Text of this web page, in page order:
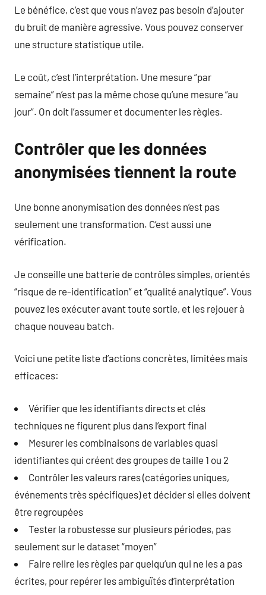
Le bénéfice, c’est que vous n’avez pas besoin d’ajouter
du bruit de manière agressive. Vous pouvez conserver
une structure statistique utile.
Le coût, c’est l’interprétation. Une mesure “par
semaine” n’est pas la même chose qu’une mesure “au
jour”. On doit l’assumer et documenter les règles.
Contrôler que les données
anonymisées tiennent la route
Une bonne anonymisation des données n’est pas
seulement une transformation. C’est aussi une
vérification.
Je conseille une batterie de contrôles simples, orientés
“risque de re-identification” et “qualité analytique”. Vous
pouvez les exécuter avant toute sortie, et les rejouer à
chaque nouveau batch.
Voici une petite liste d’actions concrètes, limitées mais
efficaces:
Vérifier que les identifiants directs et clés
techniques ne figurent plus dans l’export final
Mesurer les combinaisons de variables quasi
identifiantes qui créent des groupes de taille 1 ou 2
Contrôler les valeurs rares (catégories uniques,
événements très spécifiques) et décider si elles doivent
être regroupées
Tester la robustesse sur plusieurs périodes, pas
seulement sur le dataset “moyen”
Faire relire les règles par quelqu’un qui ne les a pas
écrites, pour repérer les ambiguïtés d’interprétation